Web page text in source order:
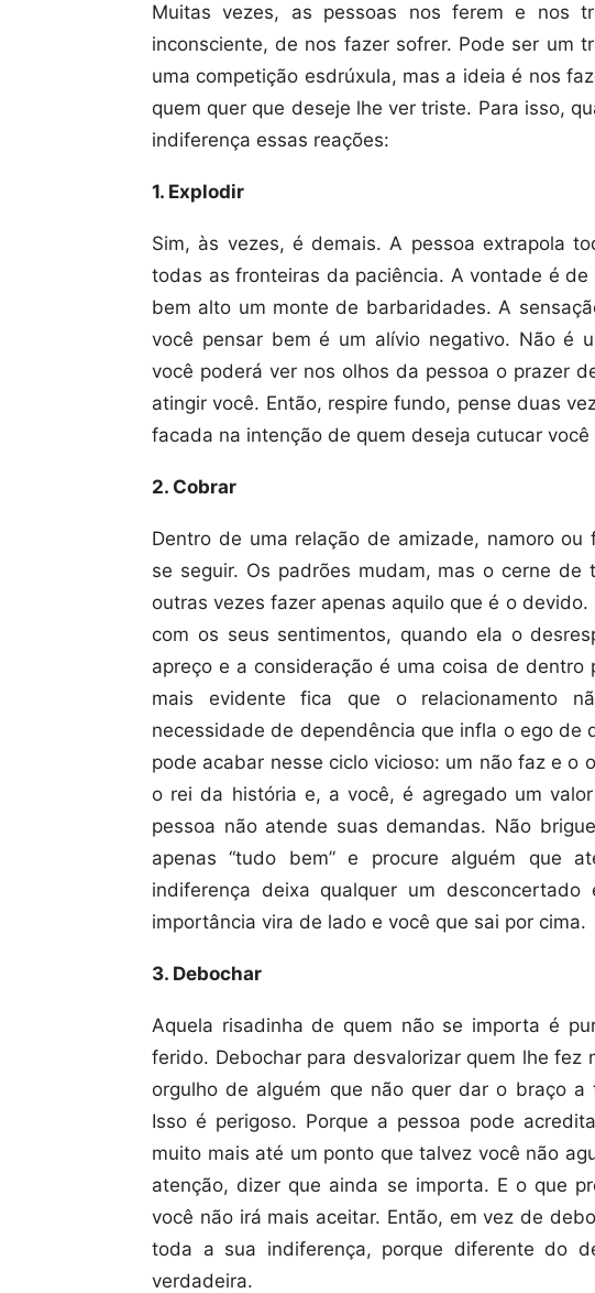
Muitas vezes, as pessoas nos ferem e nos
inconsciente, de nos fazer sofrer. Pode ser um
uma competição esdrúxula, mas a ideia é nos
quem quer que deseje lhe ver triste. Para isso,
indiferença essas reações:
1. Explodir
Sim, às vezes, é demais. A pessoa extrapola
todas as fronteiras da paciência. A vontade é
bem alto um monte de barbaridades. A
você pensar bem é um alívio negativo. Não é
você poderá ver nos olhos da pessoa o prazer
atingir você. Então, respire fundo, pense duas
facada na intenção de quem deseja cutucar
2. Cobrar
Dentro de uma relação de amizade, namoro
se seguir. Os padrões mudam, mas o cerne
outras vezes fazer apenas aquilo que é o
com os seus sentimentos, quando ela o
apreço e a consideração é uma coisa de dentro
mais evidente fica que o relacionamento
necessidade de dependência que infla o ego de
pode acabar nesse ciclo vicioso: um não faz e o
o rei da história e, a você, é agregado um
pessoa não atende suas demandas. Não
apenas “tudo bem” e procure alguém que
indiferença deixa qualquer um
importância vira de lado e você que sai por cima.
3. Debochar
Aquela risadinha de quem não se importa é
ferido. Debochar para desvalorizar quem lhe fez
orgulho de alguém que não quer dar o braço
Isso é perigoso. Porque a pessoa pode
muito mais até um ponto que talvez você não
atenção, dizer que ainda se importa. E o que
você não irá mais aceitar. Então, em vez de
toda a sua indiferença, porque diferente do
verdadeira.